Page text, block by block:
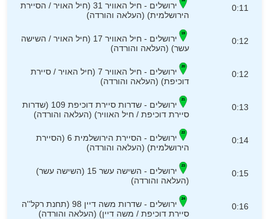
0:11
ירושלים - חיל האוויר 31 (חיל האויר / הסיירת
הירושלמית) (העלאה והורדה)
0:12
ירושלים - חיל האוויר 17 (חיל האויר / השישה
עשר) (העלאה והורדה)
0:12
ירושלים - חיל האוויר 7 (חיל האויר / סיירת
דוכיפת) (העלאה והורדה)
0:13
ירושלים - שדרות סיירת דוכיפת 109 (שדרות
סיירת דוכיפת / חיל האוויר) (העלאה והורדה)
0:14
ירושלים - הסיירת הירושלמית 6 (הסיירת
הירושלמית) (העלאה והורדה)
0:15
ירושלים - השישה עשר 15 (השישה עשר)
(העלאה והורדה)
0:16
ירושלים - שדרות משה דיין 98 (תחנת רקל''ה
סיירת דוכיפת / משה דיין) (העלאה והורדה)